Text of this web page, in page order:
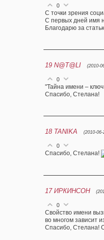
0
С точки зрения
С первых дней имя
Благодарю за
19 N@T@LI (2010-
0
"Тайна имени – ключ
Спасибо, Стелана!
18 TANIKA (2010-
0
Спасибо, Стелана!
17 ИРКИНСОН
0
Свойство имени
во многом зависит
Спасибо, Стелана!